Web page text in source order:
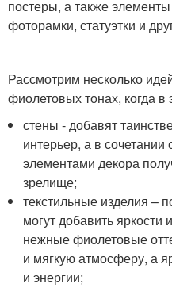
постеры, а также
фоторамки, статуэтки и
Рассмотрим несколько
фиолетовых тонах, когда
стены - добавят
интерьер, а в
элементами декора
зрелище;
текстильные изделия –
могут добавить яркости
нежные фиолетовые
и мягкую атмосферу, а
и энергии;